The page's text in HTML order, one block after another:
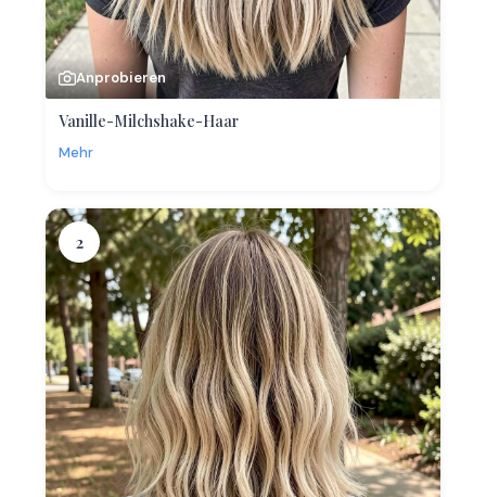
Anprobieren
Vanille-Milchshake-Haar
Mehr
2